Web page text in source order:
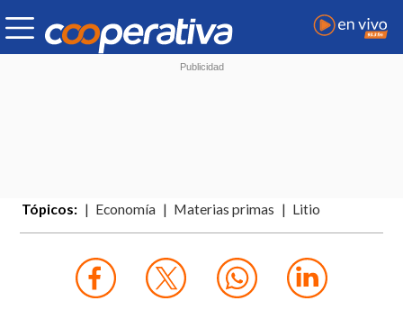
Tópicos: Economía Materias primas Litio